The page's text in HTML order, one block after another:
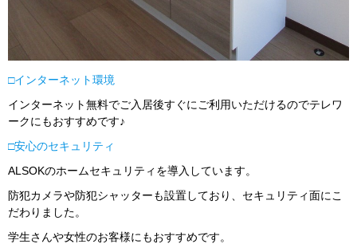
□インターネット環境
インターネット無料でご入居後すぐにご利用いただけるのでテレワ
ークにもおすすめです♪
□安心のセキュリティ
ALSOKのホームセキュリティを導入しています。
防犯カメラや防犯シャッターも設置しており、セキュリティ面にこ
だわりました。
学生さんや女性のお客様にもおすすめです。